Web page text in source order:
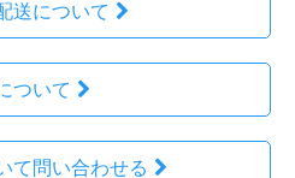
送について
ついて
て問い合わせる